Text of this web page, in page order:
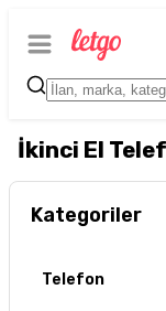
İkinci El
Kategoriler
Telefon